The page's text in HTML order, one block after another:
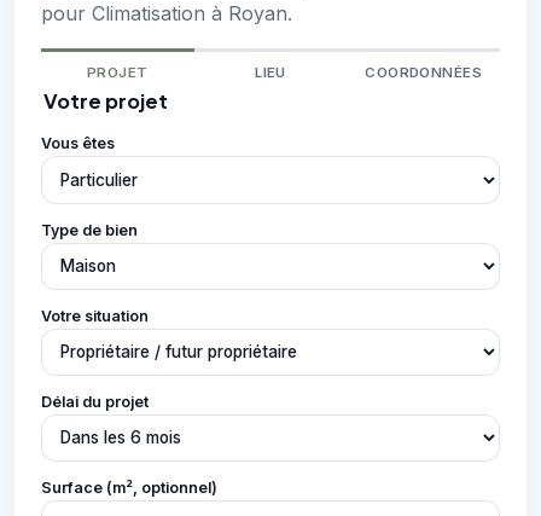
pour Climatisation à Royan.
PROJET LIEU COORDONNÉES
Votre projet
Vous êtes
Type de bien
Votre situation
Délai du projet
Surface (m², optionnel)